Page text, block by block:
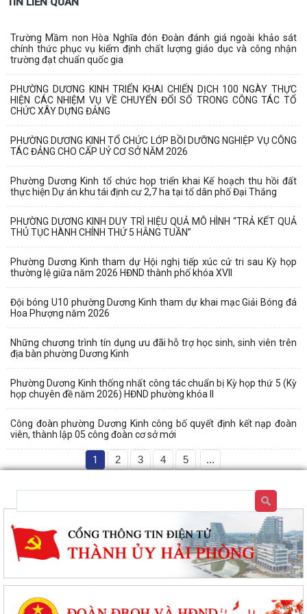
Trường Mầm non Hòa Nghĩa đón Đoàn đánh giá ngoài khảo sát
chính thức phục vụ kiểm định chất lượng giáo dục và công nhận
trường đạt chuẩn quốc gia
PHƯỜNG DƯƠNG KINH TRIỂN KHAI CHIẾN DỊCH 100 NGÀY THỰC
HIỆN CÁC NHIỆM VỤ VỀ CHUYỂN ĐỔI SỐ TRONG CÔNG TÁC TỔ
CHỨC XÂY DỰNG ĐẢNG
PHƯỜNG DƯƠNG KINH TỔ CHỨC LỚP BỒI DƯỠNG NGHIỆP VỤ CÔNG
TÁC ĐẢNG CHO CẤP UỶ CƠ SỞ NĂM 2026
Phường Dương Kinh tổ chức họp triển khai Kế hoạch thu hồi đất
thực hiện Dự án khu tái định cư 2,7 ha tại tổ dân phố Đại Thắng
PHƯỜNG DƯƠNG KINH DUY TRÌ HIỆU QUẢ MÔ HÌNH “TRẢ KẾT QUẢ
THỦ TỤC HÀNH CHÍNH THỨ 5 HẰNG TUẦN”
Phường Dương Kinh tham dự Hội nghị tiếp xúc cử tri sau Kỳ họp
thường lệ giữa năm 2026 HĐND thành phố khóa XVII
Đội bóng U10 phường Dương Kinh tham dự khai mạc Giải Bóng đá
Hoa Phượng năm 2026
Những chương trình tín dụng ưu đãi hỗ trợ học sinh, sinh viên trên
địa bàn phường Dương Kinh
Phường Dương Kinh thống nhất công tác chuẩn bị Kỳ họp thứ 5 (Kỳ
họp chuyên đề năm 2026) HĐND phường khóa II
Công đoàn phường Dương Kinh công bố quyết định kết nạp đoàn
viên, thành lập 05 công đoàn cơ sở mới
1 2 3 4 5 ...